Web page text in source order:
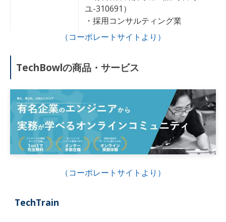
ユ-310691）
・採用コンサルティング業
（コーポレートサイトより）
TechBowlの商品・サービス
（コーポレートサイトより）
TechTrain